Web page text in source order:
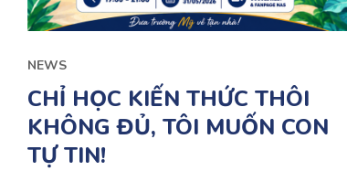
NEWS
CHỈ HỌC KIẾN THỨC THÔI
KHÔNG ĐỦ, TÔI MUỐN CON
TỰ TIN!